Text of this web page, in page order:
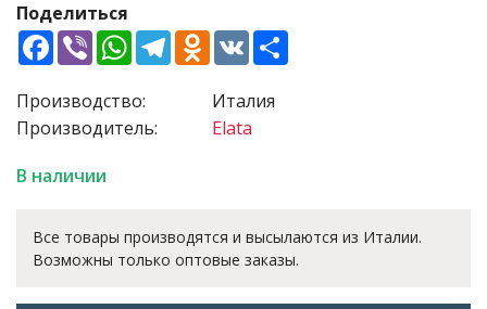
Поделиться
Facebook
ViberWhatsApp
TelegramOdnoklassniki
VK
Производство:
Производитель:
Италия
Elata
В наличии
Все товары производятся и высылаются из Италии.
Возможны только оптовые заказы.